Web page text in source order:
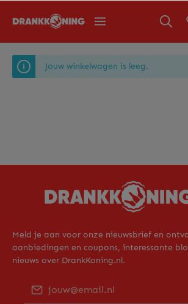
Jouw winkelwagen is leeg.
Meld je aan voor onze nieuwsbrief en
aanbiedingen en coupons, interessante
nieuws over DrankKoning.nl.